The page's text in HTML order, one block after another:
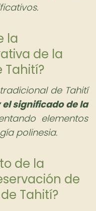
la
de la
de Tahití
significado de la
elementos
polinesia.
de la
de
Tahití?